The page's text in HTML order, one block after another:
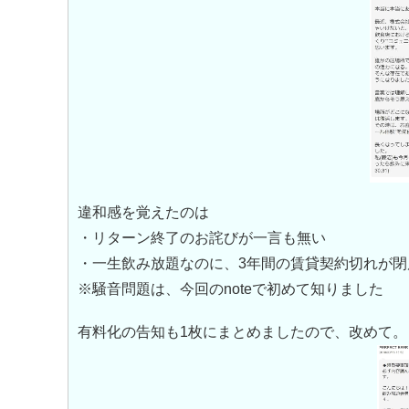
違和感を覚えたのは
・リターン終了のお詫びが一言も無い
・一生飲み放題なのに、3年間の賃貸契約切れが
※騒音問題は、今回のnoteで初めて知りました
有料化の告知も1枚にまとめましたので、改めて。